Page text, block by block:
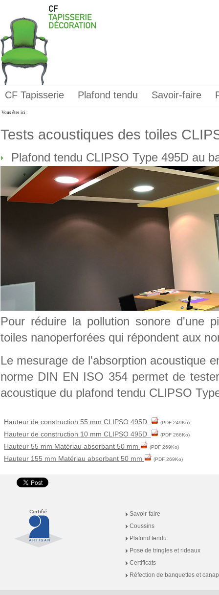
CF Tapisserie Plafond tendu Savoir-faire
Vous êtes ici :
Tests acoustiques des toiles
Plafond tendu CLIPSO Type 495D au
Pour réduire la pollution sonore d'une
toiles nanoperforées qui répondent aux
Le mesurage de l'absorption acoustique
norme DIN EN ISO 354 permet de
acoustique du plafond tendu CLIPSO
Hauteur de construction 55 mm CLIPSO 495D (PDF 249Ko)
Hauteur de construction 10 mm CLIPSO 495D (PDF 266Ko)
Hauteur 55 mm Matériau absorbant 50 mm (PDF 269Ko)
Hauteur 155 mm Matériau absorbant 50 mm (PDF 269Ko)
Savoir-faire
Coussins
Plafond tendu
Pose de tringles et rideaux
Certificats
Réfection de banquettes et